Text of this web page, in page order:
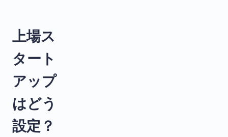
上場ス
タート
アップ
はどう
設定？